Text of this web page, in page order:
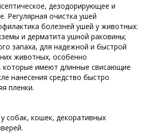
дезодорирующее и
Регулярная очистка ушей
болезней ушей у животных:
и дерматита ушной раковины;
запаха, для надежной и быстрой
животных, особенно
которые имеют длинные свисающие
нанесения средство быстро
пленки.
собак, кошек, декоративных